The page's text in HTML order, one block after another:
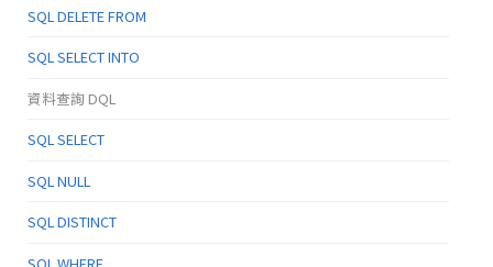
SQL DELETE FROM
SQL SELECT INTO
資料查詢 DQL
SQL SELECT
SQL NULL
SQL DISTINCT